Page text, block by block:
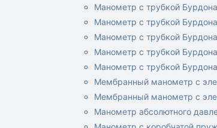
Манометр с трубкой
Манометр с трубкой
Манометр с трубкой
Манометр с трубкой
Манометр с трубкой
Мембранный манометр с
Мембранный манометр с
Манометр абсолютного